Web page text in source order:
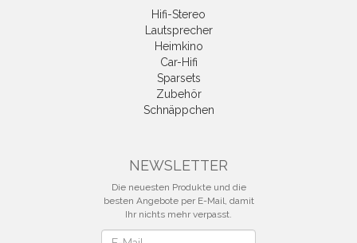
Hifi-Stereo
Lautsprecher
Heimkino
Car-Hifi
Sparsets
Zubehör
Schnäppchen
NEWSLETTER
Die neuesten Produkte und die
besten Angebote per E-Mail, damit
Ihr nichts mehr verpasst.